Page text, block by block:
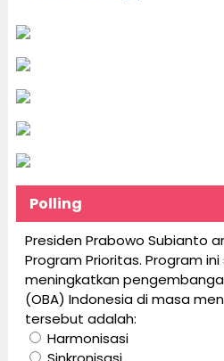
Polling
Presiden Prabowo Subianto
Program Prioritas. Program
meningkatkan
(OBA) Indonesia di masa
tersebut adalah:
Harmonisasi